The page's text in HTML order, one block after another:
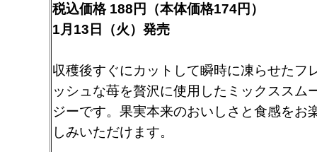
税込価格 188円（本体価格174円）
1月13日（火）発売
収穫後すぐにカットして瞬時に凍らせたフ
ッシュな苺を贅沢に使用したミックススム
ジーです。果実本来のおいしさと食感をお
しみいただけます。